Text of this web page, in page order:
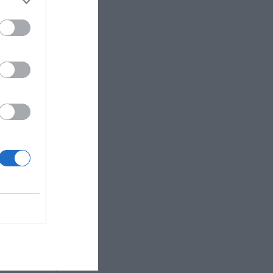
y
AHORA